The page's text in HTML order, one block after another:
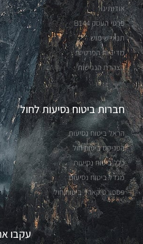
אודותינו
פרטי העסק B144
תנאי שימוש
מדיניות הפרטיות
הצהרת הנגישות
חברות ביטוח נסיעות לחול
הראל ביטוח נסיעות
הפניקס ביטוח חול
כלל ביטוח נסיעות
מגדל ביטוח נסיעות
פספורט קארד ביטוח חול
עקבו